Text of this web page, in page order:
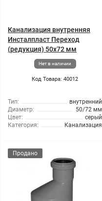
Канализация внутренняя
Инсталпласт Переход
(редукция) 50x72 мм
Нет в наличии
Код Товара: 40012
Тип:
внутренний
Диаметр:
50/72 мм
Цвет:
серый
Категория:
Канализация
Продано